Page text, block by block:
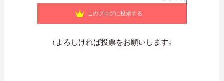
プチアトリエ
このブログに投票する
↑よろしければ投票をお願いします↓